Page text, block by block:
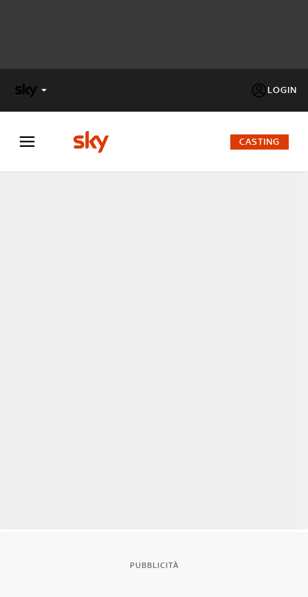
LOGIN
FACTOR
CASTING
PUBBLICITÀ